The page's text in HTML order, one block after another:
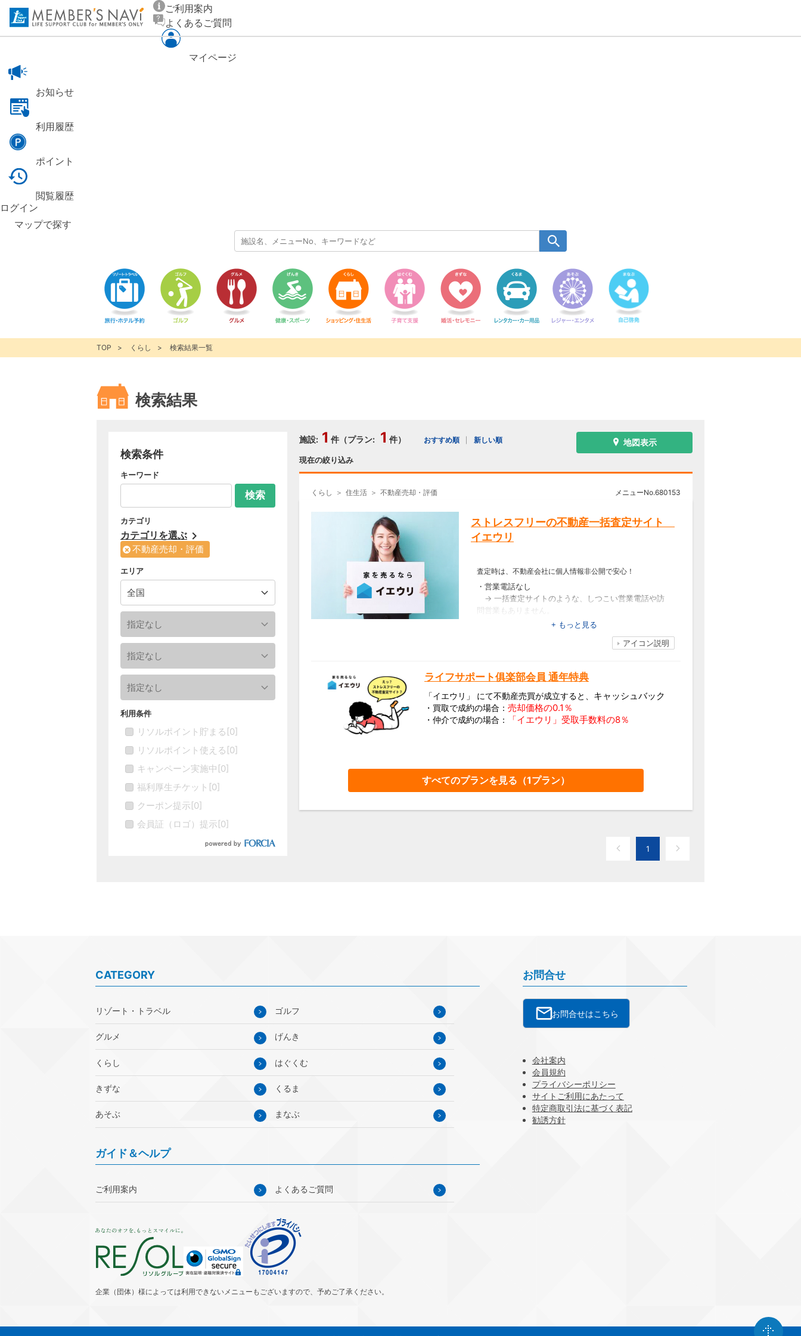
ご利用案内
よくあるご質問
マイページ
お知らせ
利用履歴
ポイント
閲覧履歴
ログイン
マップで探す
TOP くらし 検索結果一覧
検索結果
検索条件
キーワード
検索
カテゴリ
カテゴリを選ぶ
不動産売却・評価
エリア
利用条件
リソルポイント貯まる [0]
リソルポイント使える [0]
キャンペーン実施中 [0]
福利厚生チケット [0]
クーポン提示[0]
会員証（ロゴ）提示[0]
地図表示
現在の絞り込み
施設: 1 件（プラン: 1 件） おすすめ順 新しい順
くらし 住生活 不動産売却・評価 メニューNo.680153
ストレスフリーの不動産一括査定サイト
イエウリ
査定時は、不動産会社に個人情報非公開で安心！
・営業電話なし
→ 一括査定サイトのような、しつこい営業電話や訪
問営業もありません。
→ 査定時は不動産会社に物件情報のみ公開し査定を
募り、
査定書を見て会いたいと思った不動産会社とだけ
会えます。
+ もっと見る
アイコン説明
ライフサポート俱楽部会員 通年特典
「イエウリ」 にて不動産売買が成立すると、 キャッシュバック
・買取で成約の場合： 売却価格の0.1％
・仲介で成約の場合： 「イエウリ」受取手数料の8％
すべてのプランを見る（1プラン）
1
CATEGORY
リゾート・トラベル ゴルフ
グルメ げんき
くらし はぐくむ
きずな くるま
あそぶ まなぶ
ガイド＆ヘルプ
ご利用案内 よくあるご質問
企業（団体）様によっては利用できないメニューもございますので、予めご了承ください。
お問合せ
お問合せはこちら
会社案内
会員規約
プライバシーポリシー
サイトご利用にあたって
特定商取引法に基づく表記
勧誘方針